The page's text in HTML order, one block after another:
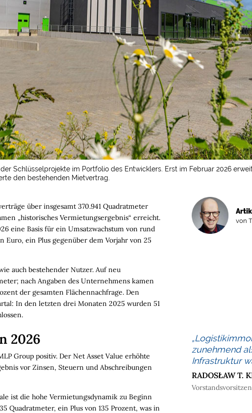
Schlüsselprojekte im Portfolio des Entwicklers. Erst im Februar 2026
den bestehenden Mietvertrag.
über insgesamt 370.941 Quadratmeter
„historisches Vermietungsergebnis“ erreicht.
eine Basis für ein Umsatzwachstum von rund
Euro, ein Plus gegenüber dem Vorjahr von 25
auch bestehender Nutzer. Auf neu
nach Angaben des Unternehmens kamen
der gesamten Flächennachfrage. Den
In den letzten drei Monaten 2025 wurden 51
von
2026
Group positiv. Der Net Asset Value erhöhte
vor Zinsen, Steuern und Abschreibungen
ist die hohe Vermietungsdynamik zu Beginn
Quadratmeter, ein Plus von 135 Prozent, was in
zunehmend
Infrastruktur
RADOSŁAW T.